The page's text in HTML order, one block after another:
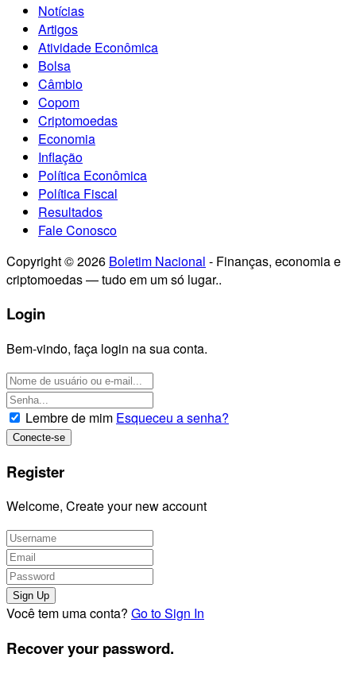
Notícias
Artigos
Atividade Econômica
Bolsa
Câmbio
Copom
Criptomoedas
Economia
Inflação
Política Econômica
Política Fiscal
Resultados
Fale Conosco
Copyright © 2026 Boletim Nacional - Finanças, economia e
criptomoedas — tudo em um só lugar..
Login
Bem-vindo, faça login na sua conta.
Lembre de mim Esqueceu a senha?
Register
Welcome, Create your new account
Você tem uma conta? Go to Sign In
Recover your password.